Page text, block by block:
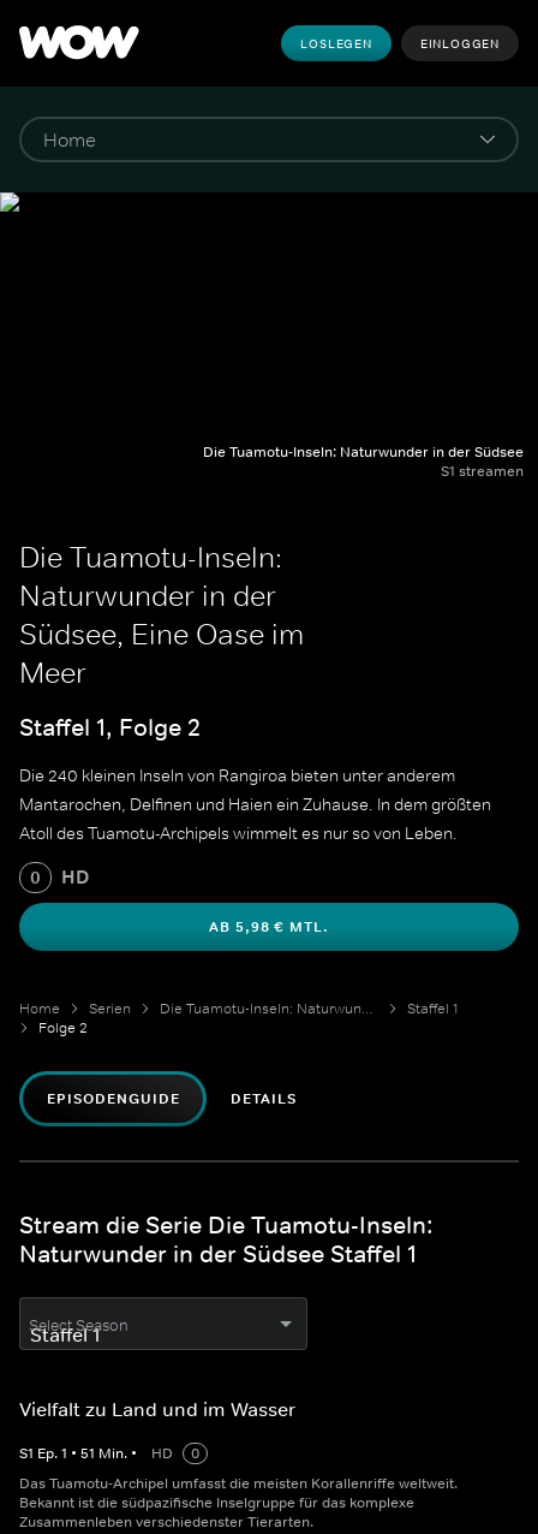
LOSLEGEN EINLOGGEN
Die Tuamotu-Inseln: Naturwunder in der Südsee
S1 streamen
Die Tuamotu-Inseln:
Naturwunder in der
Südsee, Eine Oase im
Meer
Staffel 1, Folge 2
Die 240 kleinen Inseln von Rangiroa bieten unter anderem
Mantarochen, Delfinen und Haien ein Zuhause. In dem größten
Atoll des Tuamotu-Archipels wimmelt es nur so von Leben.
0 HD
AB 5,98 € MTL.
Home Serien Die Tuamotu-Inseln: Naturwunder in der Südsee
Staffel 1
Folge 2
EPISODENGUIDE DETAILS
Stream die Serie Die Tuamotu-Inseln:
Naturwunder in der Südsee Staffel 1
Select Season
Vielfalt zu Land und im Wasser
S1 Ep.1 • 51 Min. • HD
0
Das Tuamotu-Archipel umfasst die meisten Korallenriffe weltweit.
Bekannt ist die südpazifische Inselgruppe für das komplexe
Zusammenleben verschiedenster Tierarten.